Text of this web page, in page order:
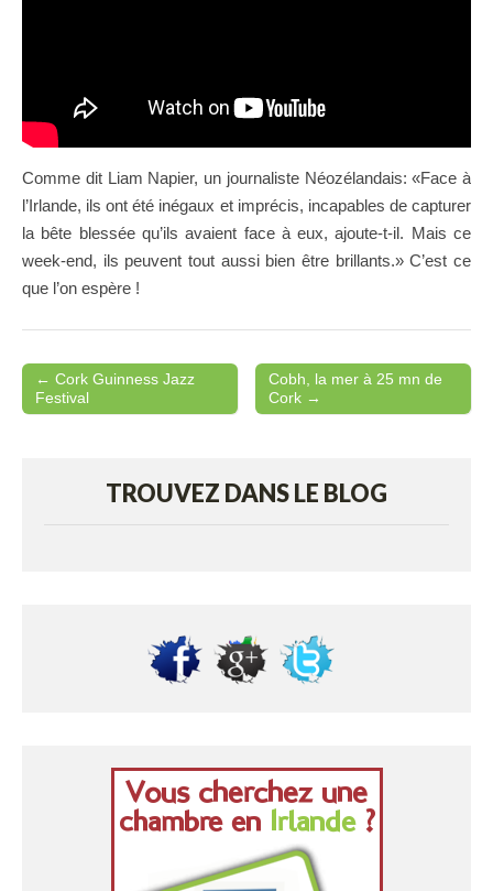
Comme dit Liam Napier, un journaliste Néozélandais: «Face à
l’Irlande, ils ont été inégaux et imprécis, incapables de capturer
la bête blessée qu’ils avaient face à eux, ajoute-t-il. Mais ce
week-end, ils peuvent tout aussi bien être brillants.» C’est ce
que l’on espère !
Post navigation
← Cork Guinness Jazz
Festival
Cobh, la mer à 25 mn de
Cork →
TROUVEZ DANS LE BLOG